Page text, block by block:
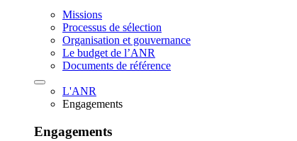
Missions
Processus de sélection
Organisation et gouvernance
Le budget de l’ANR
Documents de référence
L'ANR
Engagements
Engagements